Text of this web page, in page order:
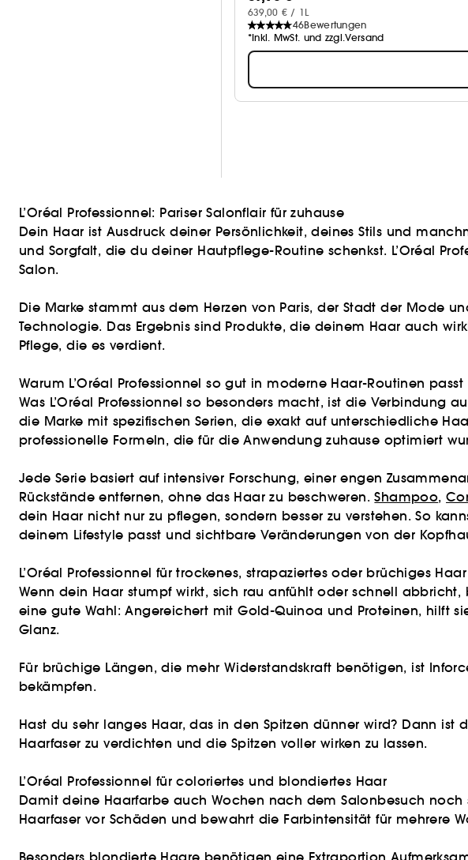
639,00 € / 1L
46Bewertungen
*Inkl. MwSt. und zzgl.Versand
L’Oréal Professionnel: Pariser Salonflair für zuhause
Dein Haar ist Ausdruck deiner Persönlichkeit, deines Stils und
und Sorgfalt, die du deiner Hautpflege-Routine schenkst. L’Oréal
Salon.
Die Marke stammt aus dem Herzen von Paris, der Stadt der Mode
Technologie. Das Ergebnis sind Produkte, die deinem Haar auch
Pflege, die es verdient.
Warum L’Oréal Professionnel so gut in moderne Haar-Routinen passt
Was L’Oréal Professionnel so besonders macht, ist die
die Marke mit spezifischen Serien, die exakt auf unterschiedliche
professionelle Formeln, die für die Anwendung zuhause optimiert
Jede Serie basiert auf intensiver Forschung, einer engen
Rückstände entfernen, ohne das Haar zu beschweren.Shampoo,
dein Haar nicht nur zu pflegen, sondern besser zu verstehen. So
deinem Lifestyle passt und sichtbare Veränderungen von der
L’Oréal Professionnel für trockenes, strapaziertes oder brüchiges Haar
Wenn dein Haar stumpf wirkt, sich rau anfühlt oder schnell
eine gute Wahl: Angereichert mit Gold-Quinoa und Proteinen, hilft
Glanz.
Für brüchige Längen, die mehr Widerstandskraft benötigen, ist
bekämpfen.
Hast du sehr langes Haar, das in den Spitzen dünner wird? Dann
Haarfaser zu verdichten und die Spitzen voller wirken zu lassen.
L’Oréal Professionnel für coloriertes und blondiertes Haar
Damit deine Haarfarbe auch Wochen nach dem Salonbesuch
Haarfaser vor Schäden und bewahrt die Farbintensität für mehrere
Besonders blondierte Haare benötigen eine Extraportion